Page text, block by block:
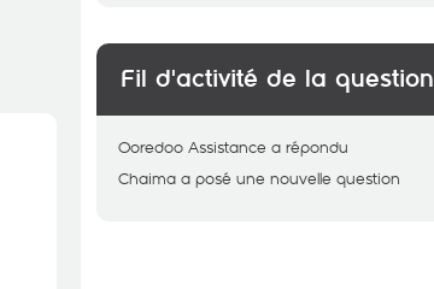
Fil d'activité de la question
Ooredoo Assistance a répondu
Chaima a posé une nouvelle question